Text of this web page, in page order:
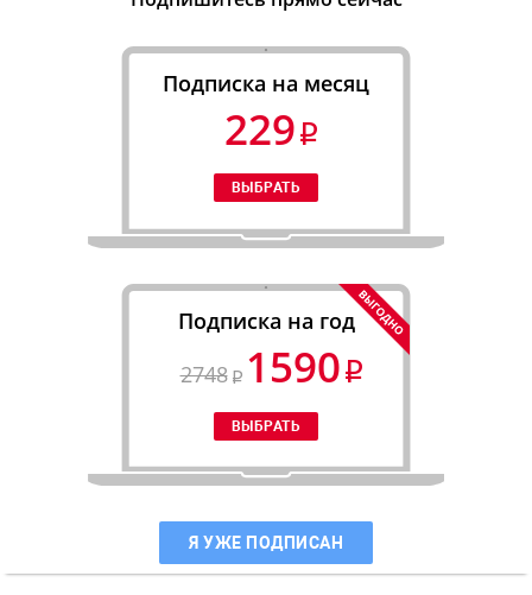
Подписка на месяц
229
Подписка на год
2748
1590
Я УЖЕ ПОДПИСАН